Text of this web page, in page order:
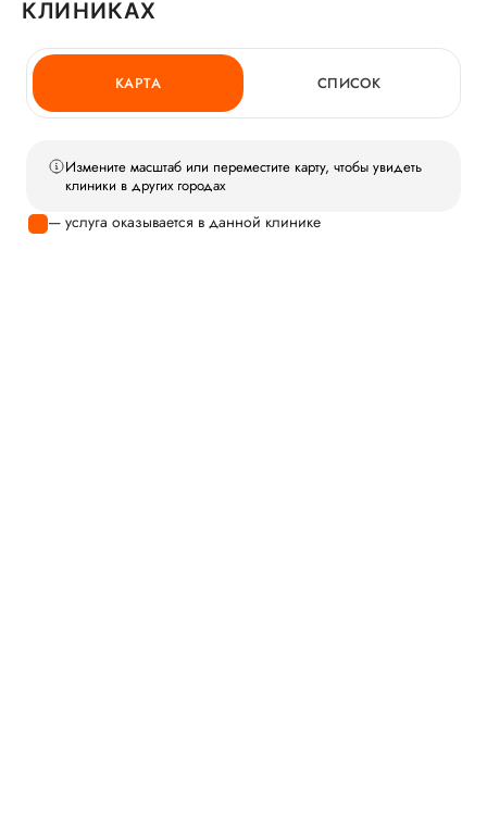
КЛИНИКАХ
КАРТА СПИСОК
Измените масштаб или переместите карту, чтобы увидеть
клиники в других городах
— услуга оказывается в данной клинике